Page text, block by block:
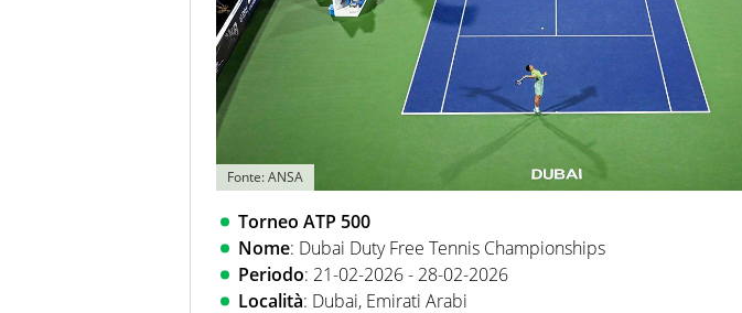
Fonte: ANSA
Torneo ATP 500
Nome: Dubai Duty Free Tennis Championships
Periodo: 21-02-2026 - 28-02-2026
Località: Dubai, Emirati Arabi